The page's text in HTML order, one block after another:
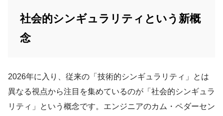
社会的シンギュラリティという新概
念
2026年に入り、従来の「技術的シンギュラリティ」とは
異なる視点から注目を集めているのが「社会的シンギュラ
リティ」という概念です。エンジニアのカム・ペダーセン